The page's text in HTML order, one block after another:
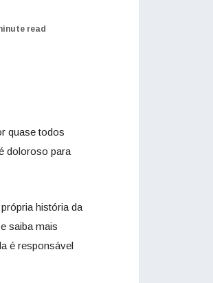
read
quase todos
doloroso para
história da
saiba mais
é responsável